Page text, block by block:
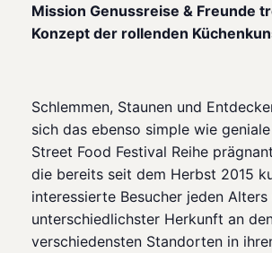
Mission Genussreise & Freunde
Konzept der rollenden
Schlemmen, Staunen und
sich das ebenso simple wie
Street Food Festival Reihe
die bereits seit dem Herbst 2015
interessierte Besucher jeden Alters
unterschiedlichster Herkunft an
verschiedensten Standorten in